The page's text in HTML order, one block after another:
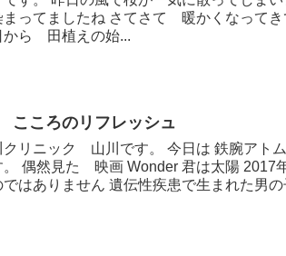
まってましたね さてさて 暖かくなってき
ら 田植えの始...
ころのリフレッシュ
クリニック 山川です。 今日は 鉄腕ア
偶然見た 映画 Wonder 君は太陽 2017
ではありません 遺伝性疾患で生まれた男